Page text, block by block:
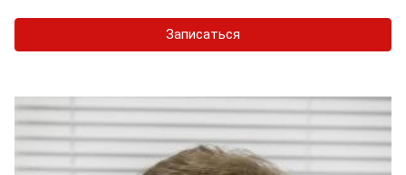
Записаться